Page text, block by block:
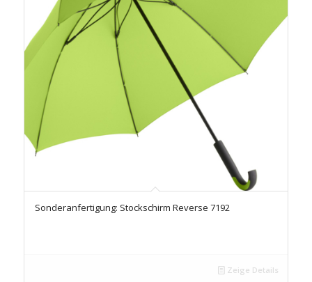
Sonderanfertigung: Stockschirm Reverse 7192
Zeige Details